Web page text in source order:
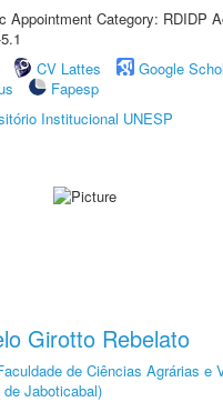
Appointment Category: RDIDP
CV Lattes
Google
Fapesp
Institucional UNESP
Girotto Rebelato
de Ciências Agrárias e
de Jaboticabal)